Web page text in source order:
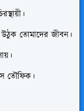
তোমাদের জীবন।
তৌফিক।